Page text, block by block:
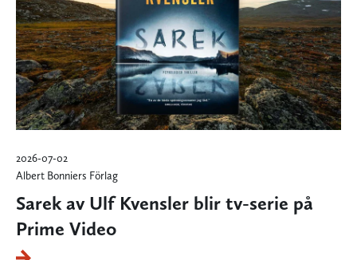
2026-07-02
Albert Bonniers Förlag
Sarek av Ulf Kvensler blir tv-serie på
Prime Video